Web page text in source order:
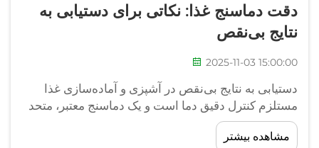
دقت دماسنج غذا: نکاتی برای دستیابی به
نتایج بی‌نقص
2025-11-03 15:00:00
دستیابی به نتایج بی‌نقص در آشپزی و آماده‌سازی غذا
مستلزم کنترل دقیق دما است و یک دماسنج معتبر، متحد
شما در آشپزخانه محسوب می‌شود. چه یک سرآشپز
حرفه‌ای باشید و چه یک علاقه‌مند خانگی، درک اهمیت
مشاهده بیشتر